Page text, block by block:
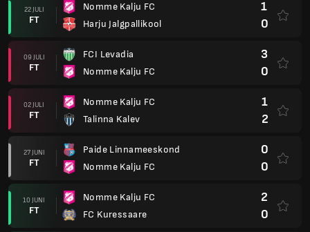
22 JULI
FT
Nomme Kalju FC
Harju Jalgpallikool
1
0
09 JULI
FT
FCI Levadia
Nomme Kalju FC
3
0
02 JULI
FT
Nomme Kalju FC
Talinna Kalev
1
2
27 JUNI
FT
Paide Linnameeskond
Nomme Kalju FC
0
0
10 JUNI
FT
Nomme Kalju FC
FC Kuressaare
2
0